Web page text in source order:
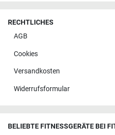
RECHTLICHES
AGB
Cookies
Versandkosten
Widerrufsformular
BELIEBTE FITNESSGERÄTE BEI